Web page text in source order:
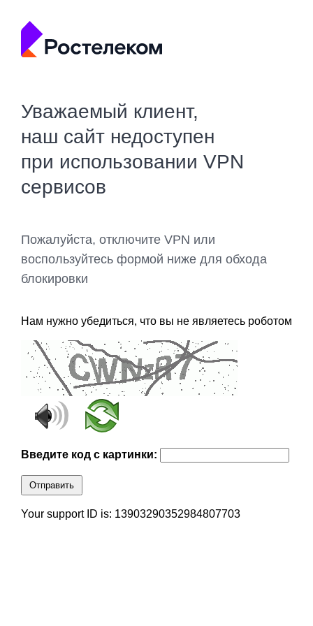
Уважаемый клиент,
наш сайт недоступен
при использовании VPN
сервисов
Пожалуйста, отключите VPN или
воспользуйтесь формой ниже для обхода
блокировки
Нам нужно убедиться, что вы не являетесь роботом
Введите код с картинки:
Отправить
Your support ID is: 13903290352984807703